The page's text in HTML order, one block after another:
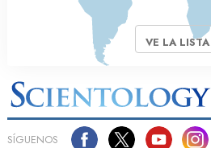
VE LA LISTA
SÍGUENOS